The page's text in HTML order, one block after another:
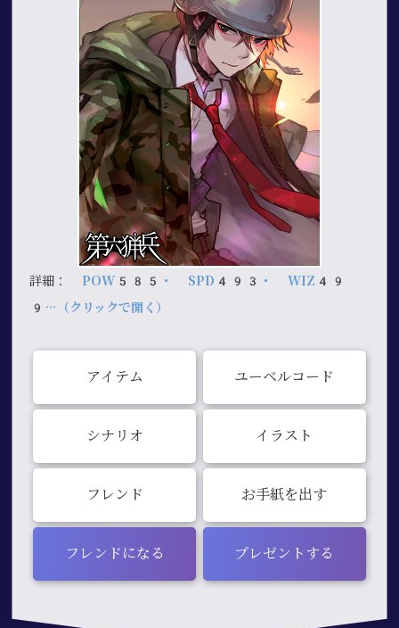
詳細： POW585・ SPD493・ WIZ49
9…（クリックで開く）
アイテム ユーベルコード
シナリオ イラスト
フレンド お手紙を出す
フレンドになる プレゼントする